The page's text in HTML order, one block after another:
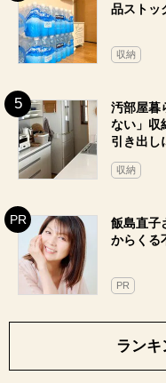
品ストッ
収納
汚部屋暮
ない」収
引き出し
収納
飯島直子
からくる
PR
ランキ